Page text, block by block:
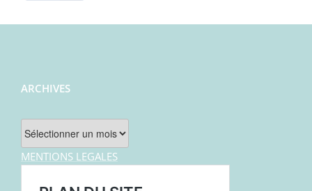
ARCHIVES
MENTIONS LEGALES